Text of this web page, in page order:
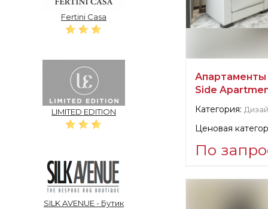
Fertini Casa
LIMITED EDITION
SILK AVENUE - Бутик
Апартаменты
Side
Категория:
Ценовая
По
Информация о